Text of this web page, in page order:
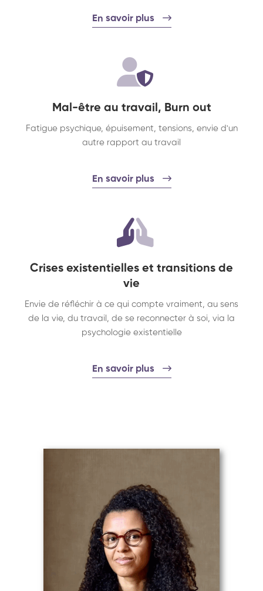
En savoir plus
Mal-être au travail, Burn out
Fatigue psychique, épuisement, tensions, envie d'un
autre rapport au travail
En savoir plus
Crises existentielles et transitions de
vie
Envie de réfléchir à ce qui compte vraiment, au sens
de la vie, du travail, de se reconnecter à soi, via la
psychologie existentielle
En savoir plus